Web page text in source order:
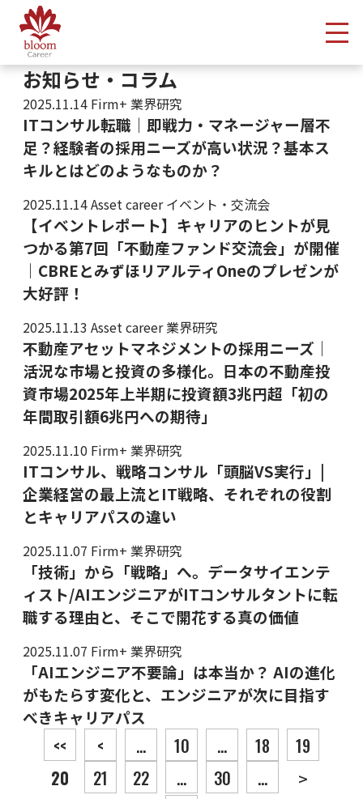
メ
お知らせ・コラム
2025.11.14 Firm+ 業界研究
ITコンサル転職｜即戦力・マネージャー層不
足？経験者の採用ニーズが高い状況？基本ス
キルとはどのようなものか？
2025.11.14Asset career イベント・交流会
【イベントレポート】キャリアのヒントが見
つかる第7回「不動産ファンド交流会」が開催
｜CBREとみずほリアルティOneのプレゼンが
大好評！
2025.11.13Asset career 業界研究
不動産アセットマネジメントの採用ニーズ｜
活況な市場と投資の多様化。日本の不動産投
資市場2025年上半期に投資額3兆円超「初の
年間取引額6兆円への期待」
2025.11.10 Firm+ 業界研究
ITコンサル、戦略コンサル「頭脳VS実行」|
企業経営の最上流とIT戦略、それぞれの役割
とキャリアパスの違い
2025.11.07 Firm+ 業界研究
「技術」から「戦略」へ。データサイエンテ
ィスト/AIエンジニアがITコンサルタントに転
職する理由と、そこで開花する真の価値
2025.11.07 Firm+ 業界研究
「AIエンジニア不要論」は本当か？ AIの進化
がもたらす変化と、エンジニアが次に目指す
べきキャリアパス
投稿ナビゲーション
<< < ... 10 ... 18
19
20
21 22 ... 30 ... >